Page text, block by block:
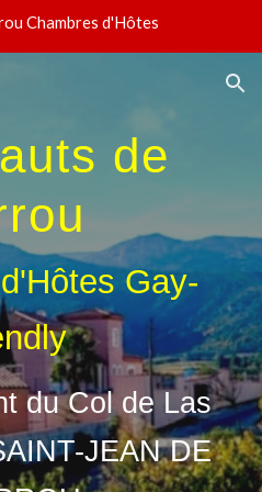
Chambres d'Hôtes
de
Gay-
du Col de Las
JEAN DE